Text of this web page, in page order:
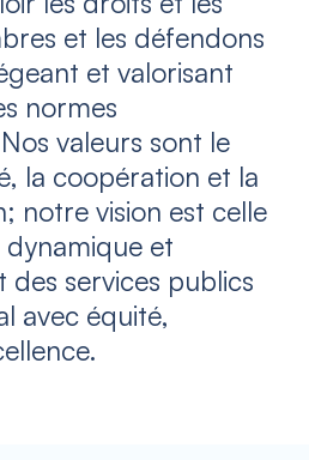
et les défendons
et valorisant
normes
valeurs sont le
la coopération et la
notre vision est celle
dynamique et
services publics
avec équité,